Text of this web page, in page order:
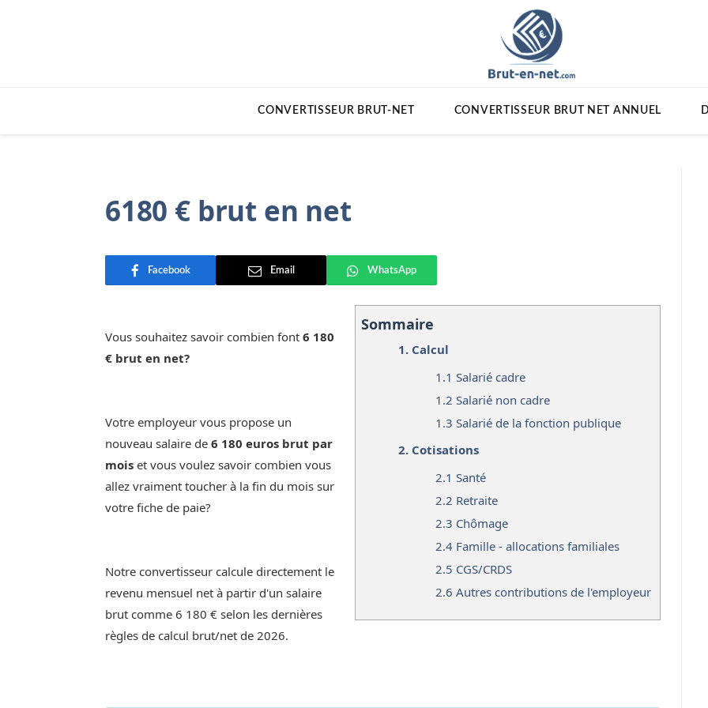
CONVERTISSEUR BRUT-NET CONVERTISSEUR BRUT NET ANNUEL
6180 € brut en net
Facebook Email WhatsApp
Sommaire
1. Calcul
1.1 Salarié cadre
1.2 Salarié non cadre
1.3 Salarié de la fonction publique
2. Cotisations
2.1 Santé
2.2 Retraite
2.3 Chômage
2.4 Famille - allocations familiales
2.5 CGS/CRDS
2.6 Autres contributions de l'employeur
Vous souhaitez savoir combien font 6 180
€ brut en net?
Votre employeur vous propose un
nouveau salaire de 6 180 euros brut par
mois et vous voulez savoir combien vous
allez vraiment toucher à la fin du mois sur
votre fiche de paie?
Notre convertisseur calcule directement le
revenu mensuel net à partir d'un salaire
brut comme 6 180 € selon les dernières
règles de calcul brut/net de 2026.